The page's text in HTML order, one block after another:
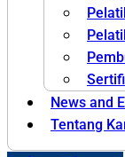
News and
Tentang